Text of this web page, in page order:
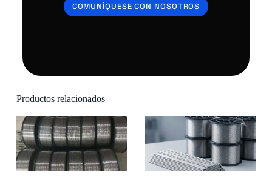
COMUNÍQUESE CON NOSOTROS
Productos relacionados